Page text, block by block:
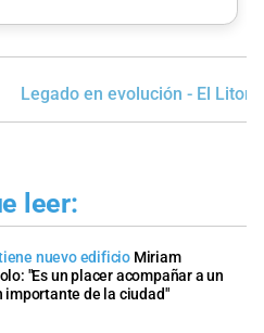
Legado en evolución - El
leer:
nuevo edificio Miriam
"Es un placer acompañar a un
importante de la ciudad"